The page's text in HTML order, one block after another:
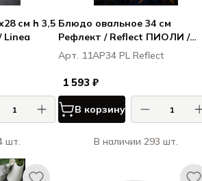
см h 3,5
Linea
шт.
Блюдо овальное 34 см
Рефлект / Reflect ПИОЛИ /
PIOLI
Арт. 11AP34 PL Reflect
1 593 ₽
В корзину
В наличии 293 шт.